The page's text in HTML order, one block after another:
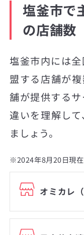
塩釜市で
の店舗数
塩釜市内には
盟する店舗が
舗が提供する
違いを理解し
ましょう。
※2024年8月20日現在
オミカレ